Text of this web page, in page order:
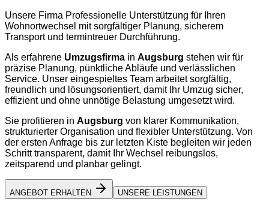
Unsere Firma Professionelle Unterstützung für Ihren
Wohnortwechsel mit sorgfältiger Planung, sicherem
Transport und termintreuer Durchführung.
Als erfahrene Umzugsfirma in Augsburg stehen wir für
präzise Planung, pünktliche Abläufe und verlässlichen
Service. Unser eingespieltes Team arbeitet sorgfältig,
freundlich und lösungsorientiert, damit Ihr Umzug sicher,
effizient und ohne unnötige Belastung umgesetzt wird.
Sie profitieren in Augsburg von klarer Kommunikation,
strukturierter Organisation und flexibler Unterstützung. Von
der ersten Anfrage bis zur letzten Kiste begleiten wir jeden
Schritt transparent, damit Ihr Wechsel reibungslos,
zeitsparend und planbar gelingt.
ANGEBOT ERHALTEN UNSERE LEISTUNGEN